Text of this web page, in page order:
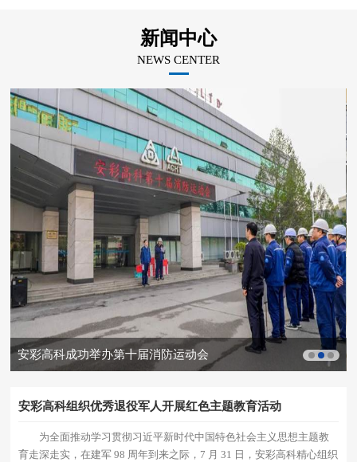
新闻中心
NEWS CENTER
安彩高科成功举办第十届消防运动会
安彩高科组织优秀退役军人开展红色主题教育活动
为全面推动学习贯彻习近平新时代中国特色社会主义思想主题教
育走深走实，在建军 98 周年到来之际，7 月 31 日，安彩高科精心组织